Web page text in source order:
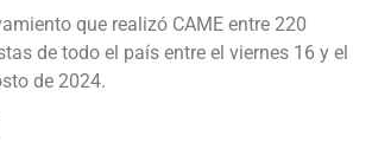
que realizó CAME entre 220
de todo el país entre el viernes 16 y el
de 2024.